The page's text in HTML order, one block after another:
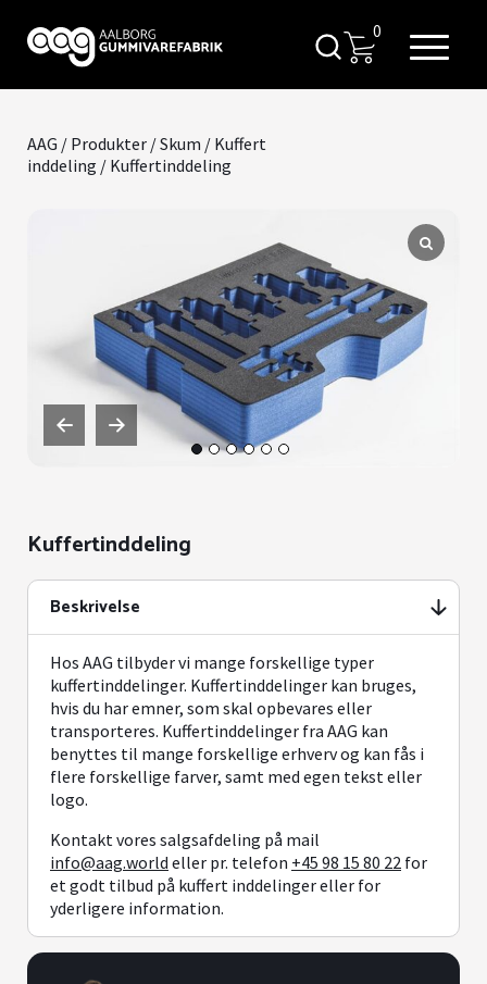
0
AAG / Produkter /Skum / Kuffert
inddeling / Kuffertinddeling
Kuffertinddeling
Beskrivelse
Hos AAG tilbyder vi mange forskellige typer
kuffertinddelinger. Kuffertinddelinger kan bruges,
hvis du har emner, som skal opbevares eller
transporteres. Kuffertinddelinger fra AAG kan
benyttes til mange forskellige erhverv og kan fås i
flere forskellige farver, samt med egen tekst eller
logo.
Kontakt vores salgsafdeling på mail
info@aag.world eller pr. telefon +45 98 15 80 22 for
et godt tilbud på kuffert inddelinger eller for
yderligere information.